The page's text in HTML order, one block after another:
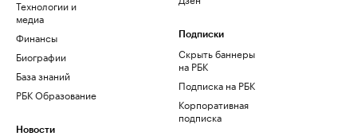
Технологии и
медиа
Финансы
Биографии
База знаний
РБК Образование
Новости
Подписки
Скрыть баннеры
на РБК
Подписка на РБК
Корпоративная
подписка